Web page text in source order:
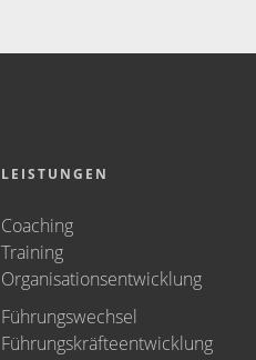
LEISTUNGEN
Coaching
Training
Organisationsentwicklung
Führungswechsel
Führungskräfteentwicklung